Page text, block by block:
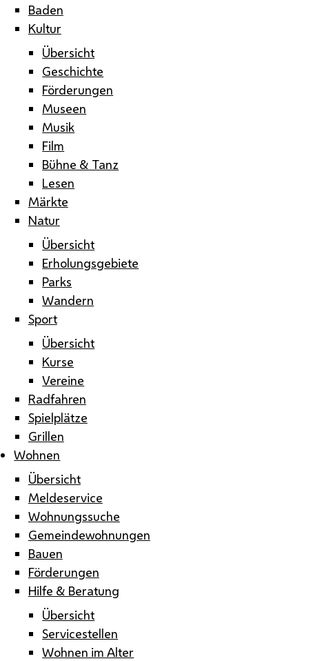
Baden
Kultur
Übersicht
Geschichte
Förderungen
Museen
Musik
Film
Bühne & Tanz
Lesen
Märkte
Natur
Übersicht
Erholungsgebiete
Parks
Wandern
Sport
Übersicht
Kurse
Vereine
Radfahren
Spielplätze
Grillen
Wohnen
Übersicht
Meldeservice
Wohnungssuche
Gemeindewohnungen
Bauen
Förderungen
Hilfe & Beratung
Übersicht
Servicestellen
Wohnen im Alter